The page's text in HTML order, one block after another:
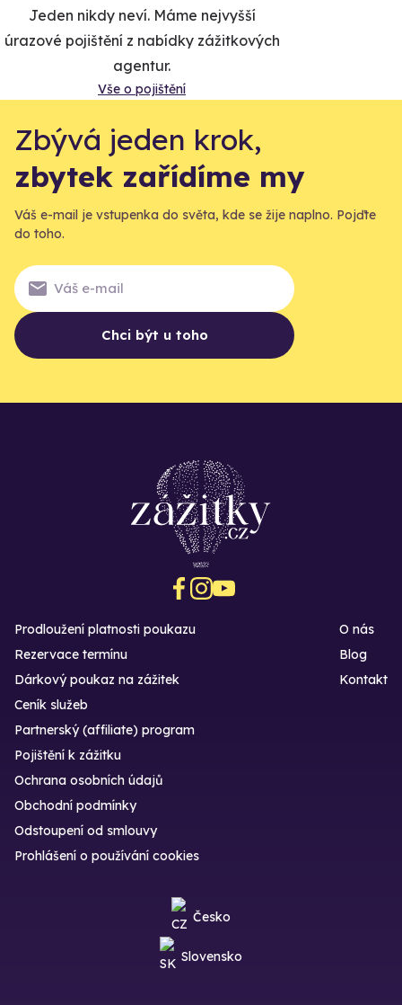
Jeden nikdy neví. Máme nejvyšší
úrazové pojištění z nabídky zážitkových
agentur.
Vše o pojištění
Zbývá jeden krok,
zbytek zařídíme my
Váš e-mail je vstupenka do světa, kde se žije naplno. Pojďte
do toho.
Chci být u toho
Prodloužení platnosti poukazu
Rezervace termínu
Dárkový poukaz na zážitek
O nás
Blog
Kontakt
Ceník služeb
Partnerský (affiliate) program
Pojištění k zážitku
Ochrana osobních údajů
Obchodní podmínky
Odstoupení od smlouvy
Prohlášení o používání cookies
Česko
Slovensko